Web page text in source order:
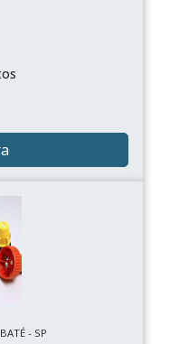
- SP